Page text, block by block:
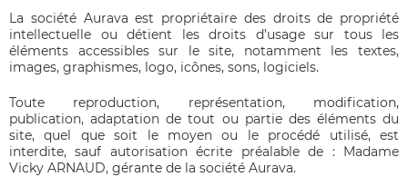
La société Aurava est propriétaire des droits de propriété
intellectuelle ou détient les droits d’usage sur tous les
éléments accessibles sur le site, notamment les textes,
images, graphismes, logo, icônes, sons, logiciels.
Toute reproduction, représentation, modification,
publication, adaptation de tout ou partie des éléments du
site, quel que soit le moyen ou le procédé utilisé, est
interdite, sauf autorisation écrite préalable de : Madame
Vicky ARNAUD, gérante de la société Aurava.